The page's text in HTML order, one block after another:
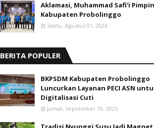
Aklamasi, Muhammad Safi'i Pimpin
Kabupaten Probolinggo
Sabtu, Agustus 01, 2026
BERITA POPULER
BKPSDM Kabupaten Probolinggo
Luncurkan Layanan PECI ASN
Digitalisasi Cuti
Jumat, September 19, 2025